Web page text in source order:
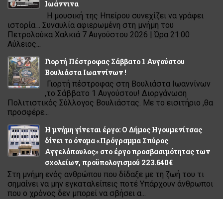
Ιωάννινα
Η μουσική της Ηπείρου συνεχίζει να γράφει
ιστορία… Συναυλία αφιερωμένη στη μνήμη του
Πετρολούκα Χαλκιά 7 Αυγούστου 2026 | Ώρα 21:00
Αύλειος...
Γιορτή Πέστροφας Σάββατο 1 Αυγούστου
Βουλιάστα Ιωαννίνων !
Γιορτή πέστροφας στη Βουλιάστα Ιωαννίνων
,το Σάββατο 1 Αυγούστου! Διοργάνωση
Πολιτιστικός Σύλλογος Βουλιάστας. Με το εισιτήριο ,θα
προσφέρε...
Η μνήμη γίνεται έργο: Ο Δήμος Ηγουμενίτσας
δίνει το όνομα «Πρόγραμμα Σπύρος
Αγγελόπουλος» στο έργο προσβασιμότητας των
σχολείων, προϋπολογισμού 223.640€
Στη μνήμη ενός ανθρώπου που δίδαξε με τη ζωή του τι
σημαίνει να μην εγκαταλείπεις ποτέ Υπάρχουν άνθρωποι
που ο χρόνος δεν μπορεί να σβήσει α...